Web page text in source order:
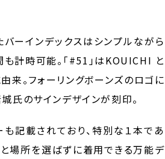
ーインデックスはシンプルながら
も計時可能。「#51」はKOUICHI と
来。フォーリングボーンズのロゴに
氏のサインデザインが刻印。
記載されており、特別な１本であ
と場所を選ばずに着用できる万能デ